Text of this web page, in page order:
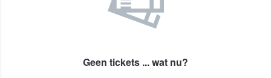
Geen tickets ... wat nu?